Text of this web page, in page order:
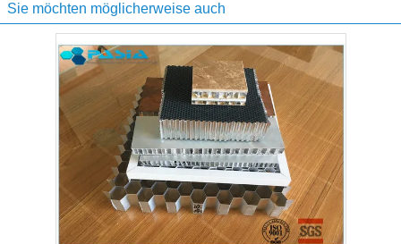
Sie möchten möglicherweise auch